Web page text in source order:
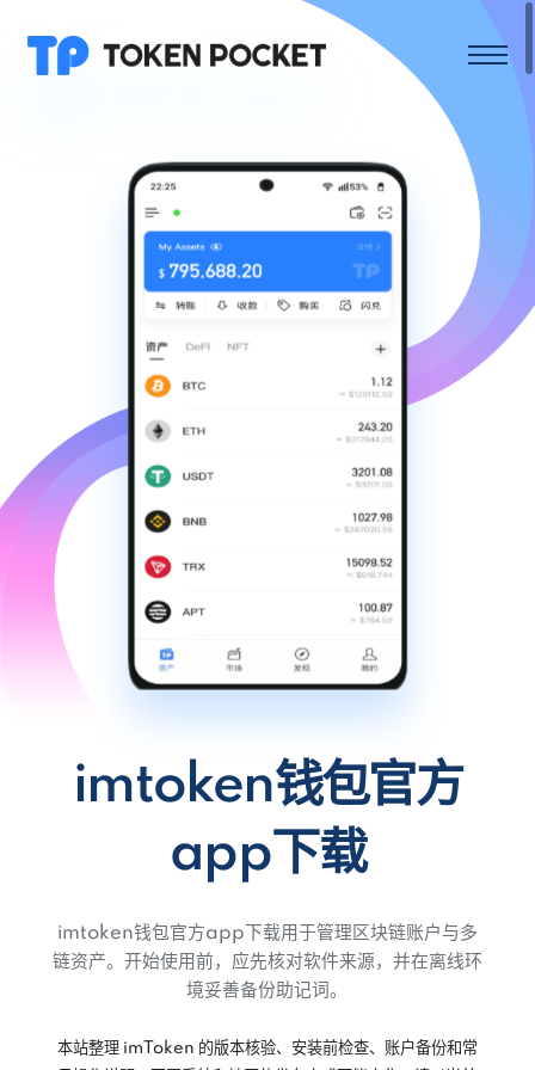
imtoken钱包官方
app下载
imtoken钱包官方app下载用于管理区块链账户与多
链资产。开始使用前，应先核对软件来源，并在离线环
境妥善备份助记词。
本站整理 imToken 的版本核验、安装前检查、账户备份和常